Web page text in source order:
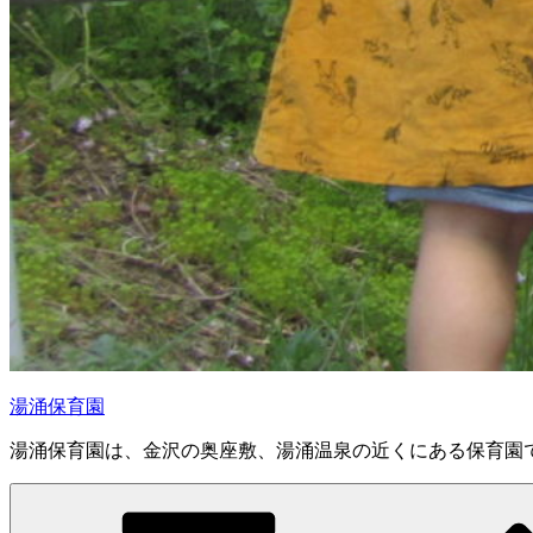
湯涌保育園
湯涌保育園は、金沢の奥座敷、湯涌温泉の近くにある保育園